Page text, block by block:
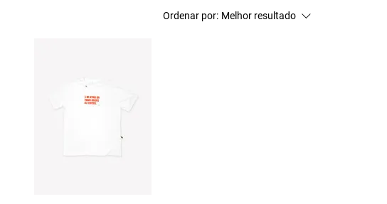
Ordenar por: Melhor resultado